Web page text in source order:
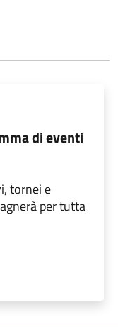
di eventi
tornei e
per tutta